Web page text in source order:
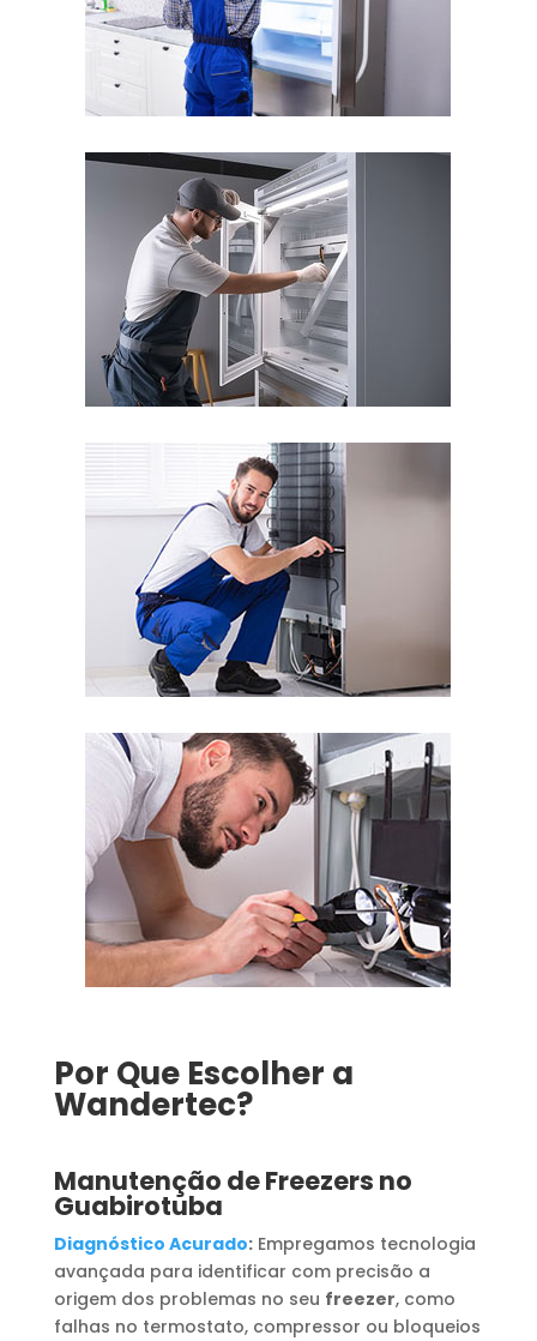
Por Que Escolher a
Wandertec?
Manutenção de Freezers no
Guabirotuba
Diagnóstico Acurado:Empregamos tecnologia
avançada para identificar com precisão a
origem dos problemas no seu freezer, como
falhas no termostato, compressor ou bloqueios